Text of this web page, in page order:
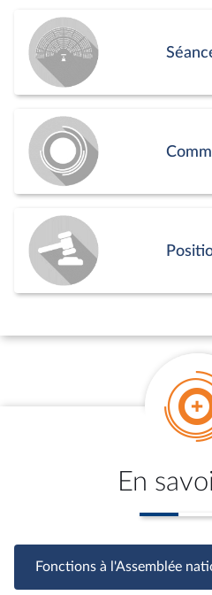
En
Fonctions à l'Assemblée
Fonctions à